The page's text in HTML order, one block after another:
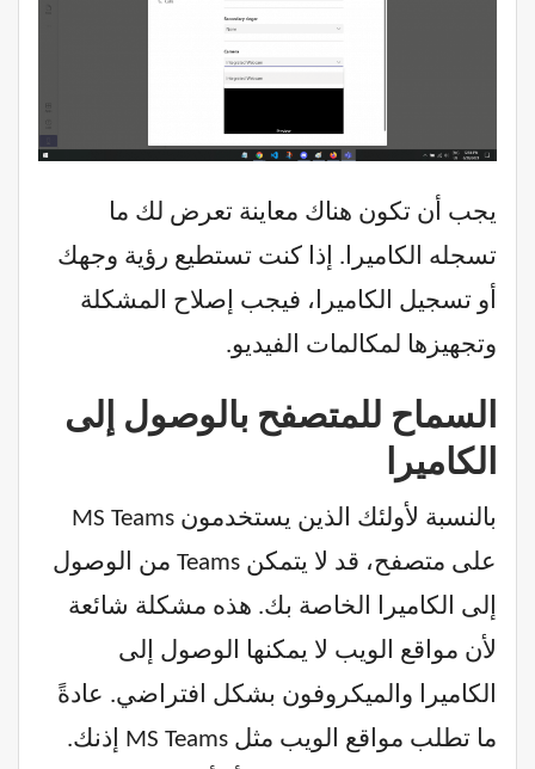
يجب أن تكون هناك معاينة تعرض لك ما
تسجله الكاميرا. إذا كنت تستطيع رؤية وجهك
أو تسجيل الكاميرا، فيجب إصلاح المشكلة
وتجهيزها لمكالمات الفيديو.
السماح للمتصفح بالوصول إلى
الكاميرا
بالنسبة لأولئك الذين يستخدمون MS Teams
على متصفح، قد لا يتمكن Teams من الوصول
إلى الكاميرا الخاصة بك. هذه مشكلة شائعة
لأن مواقع الويب لا يمكنها الوصول إلى
الكاميرا والميكروفون بشكل افتراضي. عادةً
ما تطلب مواقع الويب مثل MS Teams إذنك.